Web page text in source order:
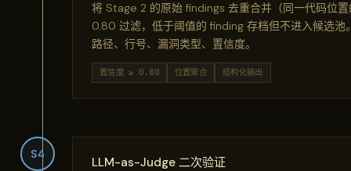
将 Stage 2 的原始 findings 去重合并（同一代码位
0.80 过滤，低于阈值的 finding 存档但不进入候选
路径、行号、漏洞类型、置信度。
置信度 ≥ 0.80 位置聚合 结构化输出
S4
LLM-as-Judge 二次验证